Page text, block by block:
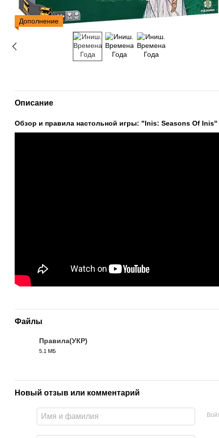
Дополнение
Описание
Обзор и правила настольной игры: "Inis: Seasons Of Inis"
Файлы
Правила(УКР)
5.1 МБ
Новый отзыв или комментарий